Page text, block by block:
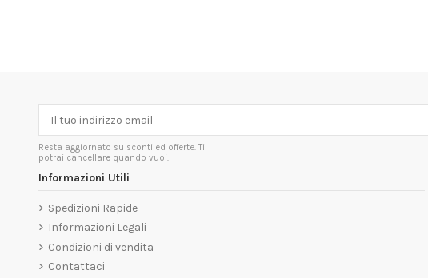
Resta aggiornato su sconti ed offerte. Ti
potrai cancellare quando vuoi.
Informazioni Utili
Spedizioni Rapide
Informazioni Legali
Condizioni di vendita
Contattaci